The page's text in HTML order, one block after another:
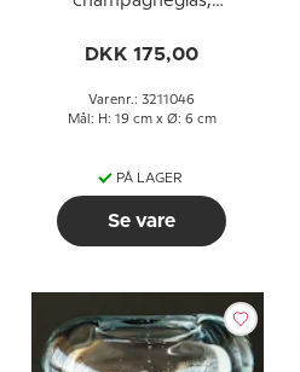
DKK 175,00
Varenr.: 3211046
Mål: H: 19 cm x Ø: 6 cm
PÅ LAGER
Se vare